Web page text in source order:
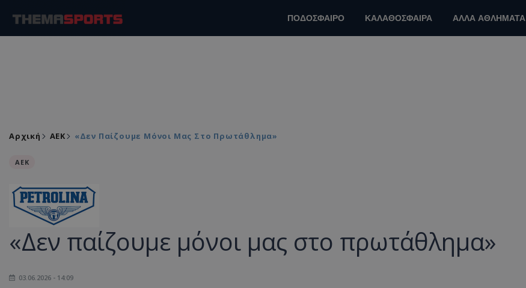
ΠΟΔΟΣΦΑΙΡΟ ΚΑΛΑΘΟΣΦΑΙΡΑ ΑΛΛΑ ΑΘΛΗΜΑΤΑ
Αρχική ΑEK «Δεν Παίζουμε Μόνοι Μας Στο Πρωτάθλημα»
ΑEK
«Δεν παίζουμε μόνοι μας στο πρωτάθλημα»
03.06.2026 - 14:09